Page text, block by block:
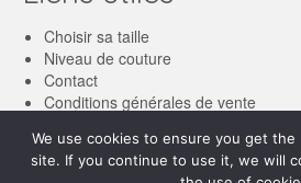
Choisir sa taille
Niveau de couture
Contact
Conditions générales de vente
We use cookies to ensure you get
site. If you continue to use it, we will